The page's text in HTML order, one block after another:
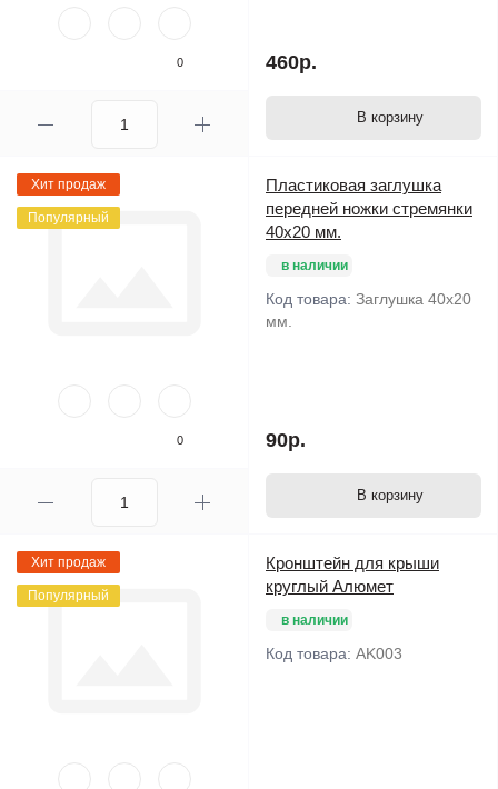
0 460р.
В корзину
Хит продаж
Популярный
0
Пластиковая заглушка
передней ножки стремянки
40х20 мм.
в наличии
Код товара: Заглушка 40х20
мм.
90р.
В корзину
Хит продаж
Популярный
Кронштейн для крыши
круглый Алюмет
в наличии
Код товара: AK003